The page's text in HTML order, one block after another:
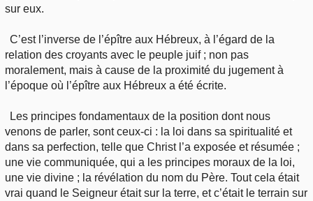
sur eux.
C’est l’inverse de l’épître aux Hébreux, à l’égard de la
relation des croyants avec le peuple juif ; non pas
moralement, mais à cause de la proximité du jugement à
l’époque où l’épître aux Hébreux a été écrite.
Les principes fondamentaux de la position dont nous
venons de parler, sont ceux-ci : la loi dans sa spiritualité et
dans sa perfection, telle que Christ l’a exposée et résumée ;
une vie communiquée, qui a les principes moraux de la loi,
une vie divine ; la révélation du nom du Père. Tout cela était
vrai quand le Seigneur était sur la terre, et c’était le terrain sur